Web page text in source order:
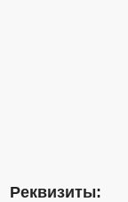
Реквизиты: